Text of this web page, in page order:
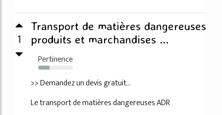
1
Transport de matières dangereuses
produits et marchandises ...
Pertinence
33%
>> Demandez un devis gratuit...
Le transport de matières dangereuses ADR